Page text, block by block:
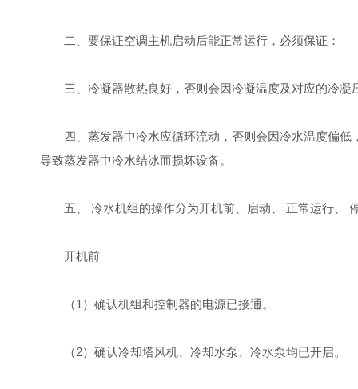
二、要保证空调主机启动后能正常运行，必须保证：
三、冷凝器散热良好，否则会因冷凝温度及对应的冷
四、蒸发器中冷水应循环流动，否则会因冷水温度偏
导致蒸发器中冷水结冰而损坏设备。
五、 冷水机组的操作分为开机前、启动、 正常运行、
开机前
（1）确认机组和控制器的电源已接通。
（2）确认冷却塔风机、冷却水泵、冷水泵均已开启。